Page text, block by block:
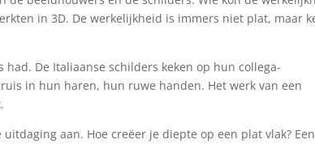
in 3D. De werkelijkheid is immers niet plat, maar
De Italiaanse schilders keken op hun collega-
in hun haren, hun ruwe handen. Het werk van een
aan. Hoe creëer je diepte op een plat vlak? Een